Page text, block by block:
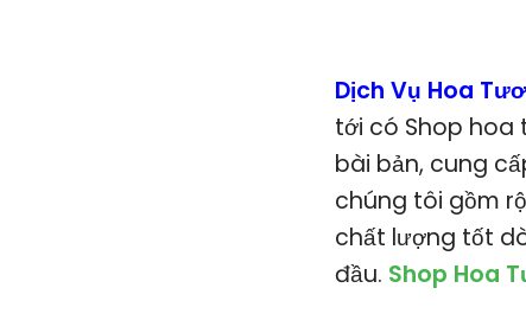
Dịch Vụ Hoa
tới có Shop hoa
bài bản, cung
chúng tôi gồm
chất lượng tốt
đầu. Shop Hoa